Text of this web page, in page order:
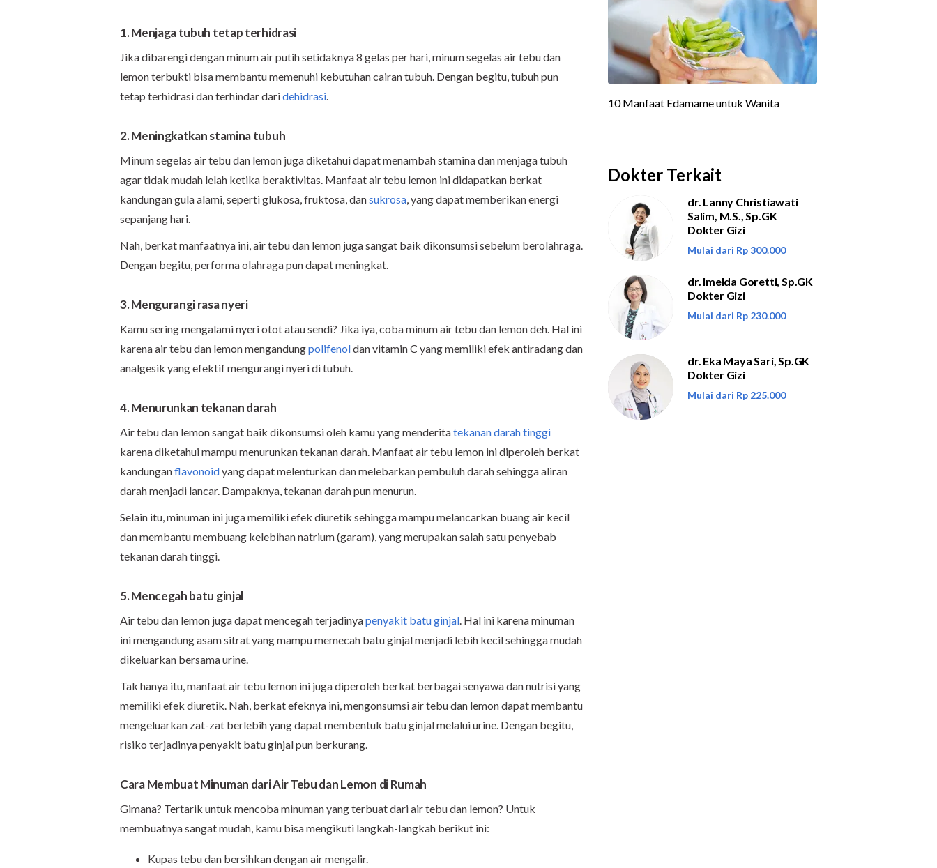
1. Menjaga tubuh tetap terhidrasi
Jika dibarengi dengan minum air putih setidaknya 8 gelas per hari, minum segelas air tebu dan
lemon terbukti bisa membantu memenuhi kebutuhan cairan tubuh. Dengan begitu, tubuh pun
tetap terhidrasi dan terhindar daridehidrasi.
2. Meningkatkan stamina tubuh
Minum segelas air tebu dan lemon juga diketahui dapat menambah stamina dan menjaga tubuh
agar tidak mudah lelah ketika beraktivitas. Manfaat air tebu lemon ini didapatkan berkat
kandungan gula alami, seperti glukosa, fruktosa, dansukrosa, yang dapat memberikan energi
sepanjang hari.
Nah, berkat manfaatnya ini, air tebu dan lemon juga sangat baik dikonsumsi sebelum berolahraga.
Dengan begitu, performa olahraga pun dapat meningkat.
3. Mengurangi rasa nyeri
Kamu sering mengalami nyeri otot atau sendi? Jika iya, coba minum air tebu dan lemon deh. Hal ini
karena air tebu dan lemon mengandungpolifenoldan vitamin C yang memiliki efek antiradang dan
analgesik yang efektif mengurangi nyeri di tubuh.
4. Menurunkan tekanan darah
Air tebu dan lemon sangat baik dikonsumsi oleh kamu yang menderitatekanan darah tinggi
karena diketahui mampu menurunkan tekanan darah. Manfaat air tebu lemon ini diperoleh berkat
kandunganflavonoidyang dapat melenturkan dan melebarkan pembuluh darah sehingga aliran
darah menjadi lancar. Dampaknya, tekanan darah pun menurun.
Selain itu, minuman ini juga memiliki efek diuretik sehingga mampu melancarkan buang air kecil
dan membantu membuang kelebihan natrium (garam), yang merupakan salah satu penyebab
tekanan darah tinggi.
5. Mencegah batu ginjal
Air tebu dan lemon juga dapat mencegah terjadinyapenyakit batu ginjal. Hal ini karena minuman
ini mengandung asam sitrat yang mampu memecah batu ginjal menjadi lebih kecil sehingga mudah
dikeluarkan bersama urine.
Tak hanya itu, manfaat air tebu lemon ini juga diperoleh berkat berbagai senyawa dan nutrisi yang
memiliki efek diuretik. Nah, berkat efeknya ini, mengonsumsi air tebu dan lemon dapat membantu
mengeluarkan zat-zat berlebih yang dapat membentuk batu ginjal melalui urine. Dengan begitu,
risiko terjadinya penyakit batu ginjal pun berkurang.
Cara Membuat Minuman dari Air Tebu dan Lemon di Rumah
Gimana? Tertarik untuk mencoba minuman yang terbuat dari air tebu dan lemon? Untuk
membuatnya sangat mudah, kamu bisa mengikuti langkah-langkah berikut ini:
Kupas tebu dan bersihkan dengan air mengalir.
Dokter Terkait